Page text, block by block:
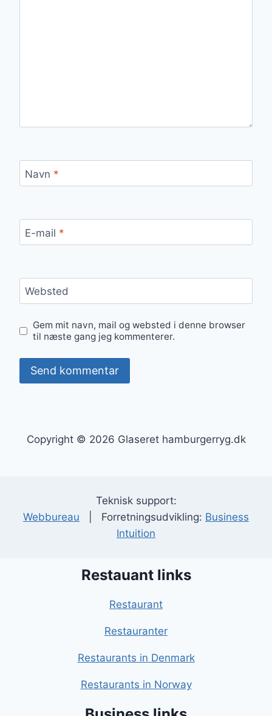
Navn *
E-mail *
Websted
Gem mit navn, mail og websted i denne browser
til næste gang jeg kommenterer.
Copyright © 2026 Glaseret hamburgerryg.dk
Teknisk support:
Webbureau | Forretningsudvikling: Business
Intuition
Restauant links
Restaurant
Restauranter
Restaurants in Denmark
Restaurants in Norway